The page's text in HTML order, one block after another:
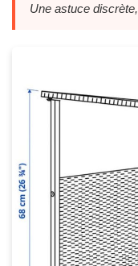
Une astuce